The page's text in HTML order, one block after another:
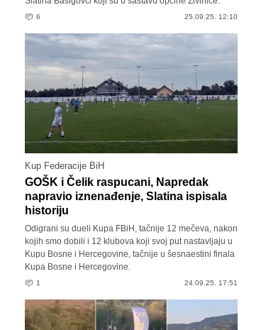
6 25.09.25. 12:10
Kup Federacije BiH
GOŠK i Čelik raspucani, Napredak
napravio iznenađenje, Slatina ispisala
historiju
Odigrani su dueli Kupa FBiH, tačnije 12 mečeva, nakon
kojih smo dobili i 12 klubova koji svoj put nastavljaju u
Kupu Bosne i Hercegovine, tačnije u šesnaestini finala
Kupa Bosne i Hercegovine.
1 24.09.25. 17:51